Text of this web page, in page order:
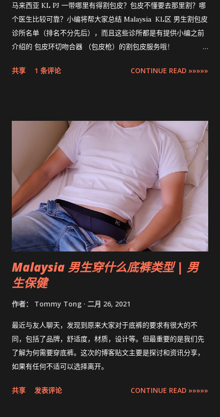
马来西亚 KL PJ 一带哪里有得割包皮？包皮不懂要去那里割？哪
个医生比较可靠？小编将帮大家总结 Malaysia KL区 男生割包皮
诊所名单（排名不分先后），而且这些诊所都是有提供小编之前
介绍的 包皮环切吻合器 （包皮枪）的割包皮服务哦！
Klang Valley 。
共享 1 条评论 CONTINUE READ »»»»»
Malaysia 男生穿什么底裤类型 | 男
生保健
作者： Tommy Tong 二月 26, 2021
最近与友人聊天，发现到原来大家对于底裤的要求有很大的不
同，包括了品牌，舒适度，材质，设计等。但最重要的是我们先
了解为何需要穿底裤。这次的博客贴文主要是探讨和资讯分享，
如果有任何不适可以选择离开。
共享 发表评论 CONTINUE READ »»»»»